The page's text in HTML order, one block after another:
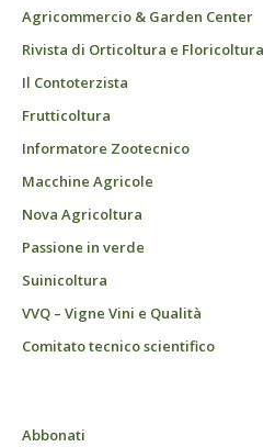
Agricommercio & Garden Center
Rivista di Orticoltura e Floricoltura
Il Contoterzista
Frutticoltura
Informatore Zootecnico
Macchine Agricole
Nova Agricoltura
Passione in verde
Suinicoltura
VVQ – Vigne Vini e Qualità
Comitato tecnico scientifico
Abbonati